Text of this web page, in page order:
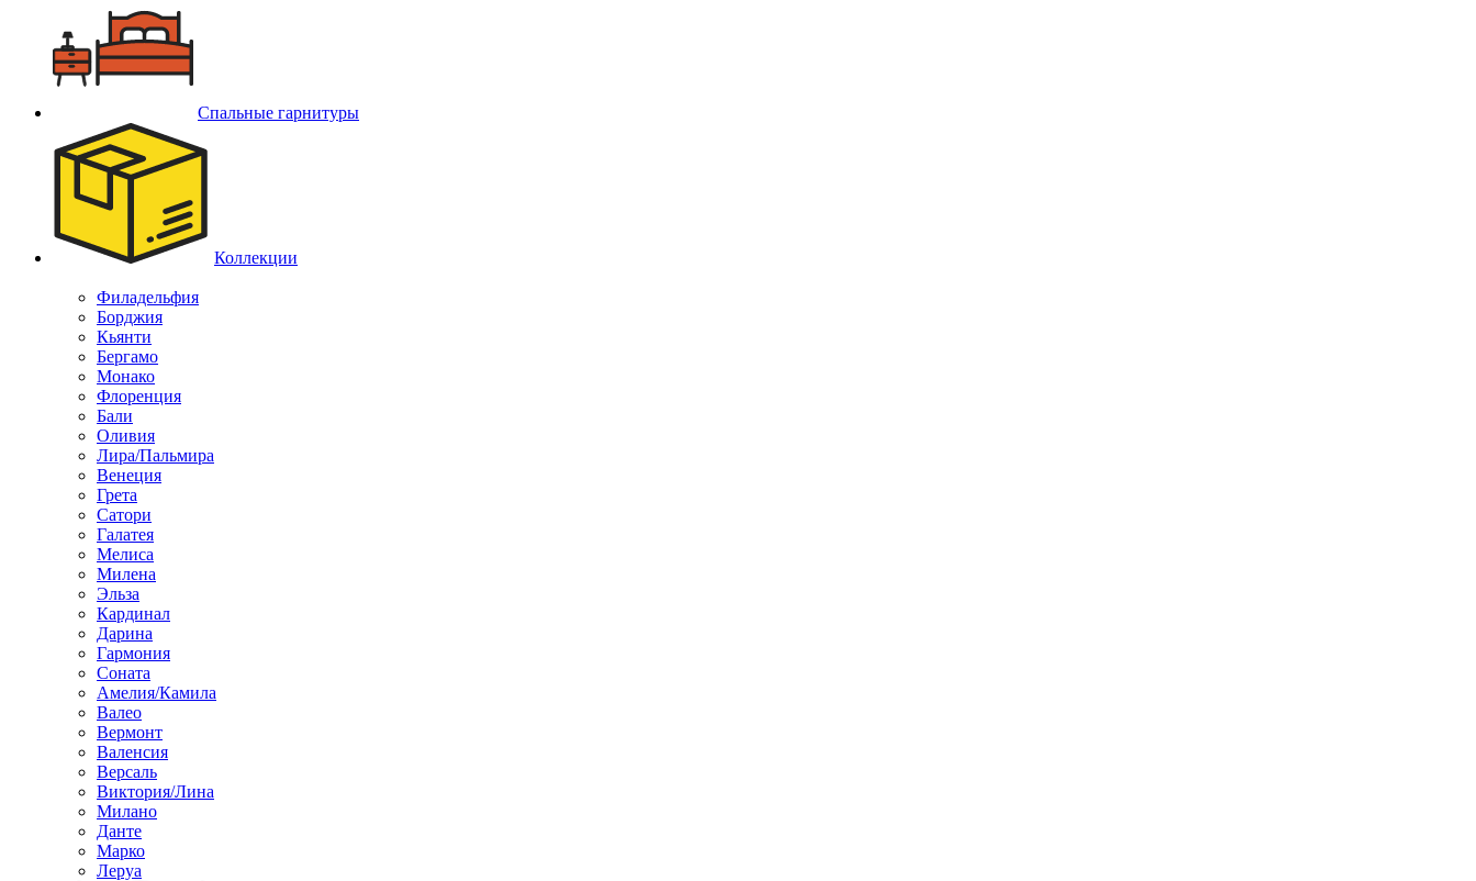
Спальные гарнитуры
Коллекции
Филадельфия
Борджия
Кьянти
Бергамо
Монако
Флоренция
Бали
Оливия
Лира/Пальмира
Венеция
Грета
Сатори
Галатея
Мелиса
Милена
Эльза
Кардинал
Дарина
Гармония
Соната
Амелия/Камила
Валео
Вермонт
Валенсия
Версаль
Виктория/Лина
Милано
Данте
Марко
Леруа